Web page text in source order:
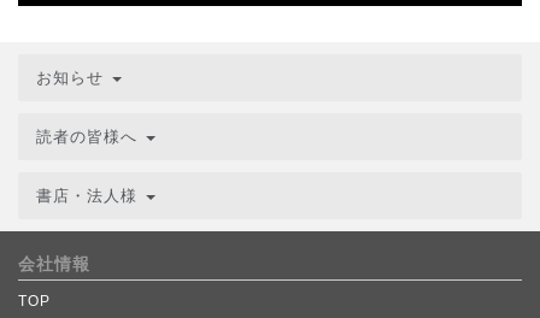
お知らせ
読者の皆様へ
書店・法人様
会社情報
TOP